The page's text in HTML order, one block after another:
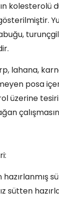
kolesterolü
lahana,
posa
üzerine
sütten